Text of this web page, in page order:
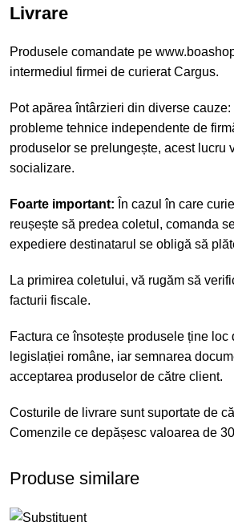
Livrare
Produsele comandate pe
intermediul firmei de curierat Cargus.
Pot apărea întârzieri din diverse
probleme tehnice independente de
produselor se prelungește, acest lucru
socializare.
Foarte important: În cazul în care
reușește să predea coletul, comanda
expediere destinatarul se obligă să
La primirea coletului, vă rugăm să
facturii fiscale.
Factura ce însotește produsele ține
legislației române, iar semnarea
acceptarea produselor de către client.
Costurile de livrare sunt suportate de
Comenzile ce depășesc valoarea de
Produse similare